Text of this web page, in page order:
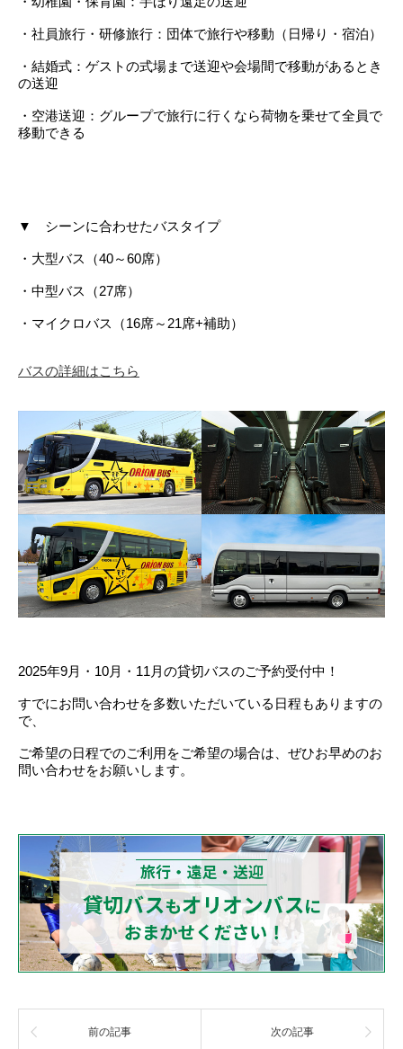
・社員旅行・研修旅行：団体で旅行や移動（日帰り・宿泊）
・結婚式：ゲストの式場まで送迎や会場間で移動があるとき
の送迎
・空港送迎：グループで旅行に行くなら荷物を乗せて全員で
移動できる
▼ シーンに合わせたバスタイプ
・大型バス（40～60席）
・中型バス（27席）
・マイクロバス（16席～21席+補助）
バスの詳細はこちら
2025年9月・10月・11月の貸切バスのご予約受付中！
すでにお問い合わせを多数いただいている日程もありますの
で、
ご希望の日程でのご利用をご希望の場合は、ぜひお早めのお
問い合わせをお願いします。
前の記事 次の記事